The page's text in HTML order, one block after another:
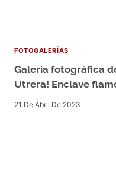
FOTOGALERÍAS
Galería fotográfica
Utrera! Enclave
21 De Abril De 2023